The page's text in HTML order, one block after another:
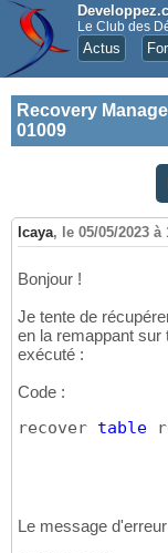
Le Club des
Actus
Recovery
01009
lcaya, le 05/05/2023 à
Bonjour !
Je tente de
en la remappant sur
exécuté :
Code :
recover table
Le message